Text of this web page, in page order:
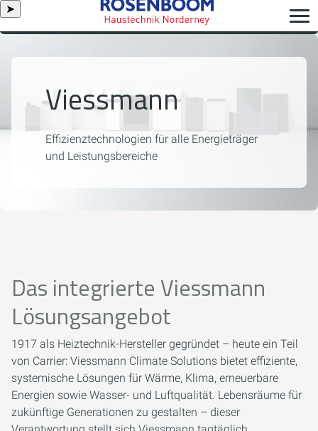
➤
Viessmann
Effizienztechnologien für alle Energieträger
und Leistungsbereiche
Das integrierte Viessmann
Lösungsangebot
1917 als Heiztechnik-Hersteller gegründet – heute ein Teil
von Carrier: Viessmann Climate Solutions bietet effiziente,
systemische Lösungen für Wärme, Klima, erneuerbare
Energien sowie Wasser- und Luftqualität. Lebensräume für
zukünftige Generationen zu gestalten – dieser